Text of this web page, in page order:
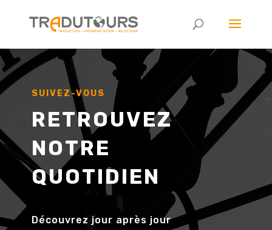
SUIVEZ-VOUS
RETROUVEZ
NOTRE
QUOTIDIEN
Découvrez jour après jour